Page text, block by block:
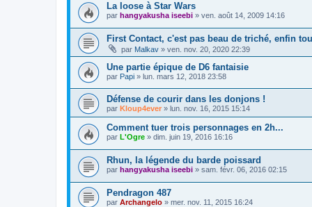
La loose à Star Wars
par hangyakusha iseebi » ven. août 14, 2009 14:16
First Contact, c'est pas beau de triché, enfin
par Malkav » ven. nov. 20, 2020 22:39
Une partie épique de D6 fantaisie
par Papi » lun. mars 12, 2018 23:58
Défense de courir dans les donjons !
par Kloup4ever » lun. nov. 16, 2015 15:14
Comment tuer trois personnages en 2h...
par L'Ogre » dim. juin 19, 2016 16:16
Rhun, la légende du barde poissard
par hangyakusha iseebi » sam. févr. 06, 2016 02:15
Pendragon 487
par Archangelo » mer. nov. 11, 2015 16:24